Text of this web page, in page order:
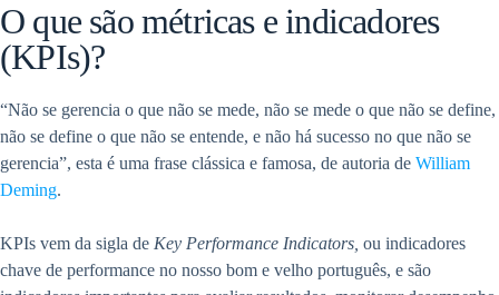
O que são métricas e indicadores
(KPIs)?
“Não se gerencia o que não se mede, não se mede o que não se define,
não se define o que não se entende, e não há sucesso no que não se
gerencia”, esta é uma frase clássica e famosa, de autoria de William
Deming.
KPIs vem da sigla de Key Performance Indicators, ou indicadores
chave de performance no nosso bom e velho português, e são